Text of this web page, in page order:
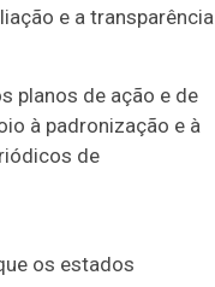
e a transparência
planos de ação e de
à padronização e à
de
os estados